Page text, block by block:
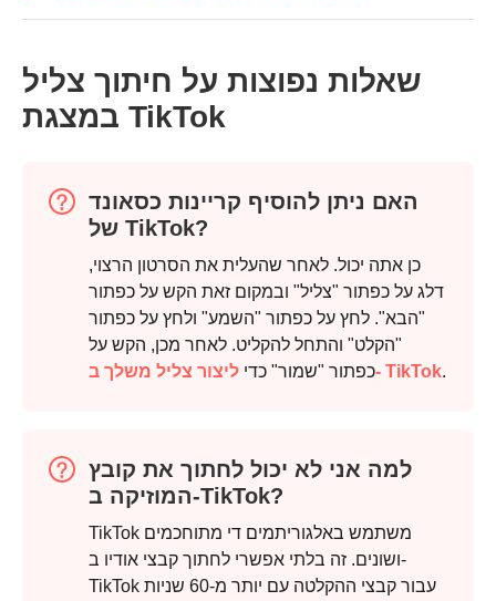
שלב 1.
שאלות נפוצות על חיתוך צליל
במצגת TikTok
האם ניתן להוסיף קריינות כסאונד
של TikTok?
כן אתה יכול. לאחר שהעלית את הסרטון הרצוי,
דלג על כפתור "צליל" ובמקום זאת הקש על כפתור
"הבא". לחץ על כפתור "השמע" ולחץ על כפתור
"הקלט" והתחל להקליט. לאחר מכן, הקש על
כפתור "שמור" כדיליצור צליל משלך ב- TikTok.
למה אני לא יכול לחתוך את קובץ
המוזיקה ב-TikTok?
TikTok משתמש באלגוריתמים די מתוחכמים
ושונים. זה בלתי אפשרי לחתוך קבצי אודיו ב-
TikTok עבור קבצי ההקלטה עם יותר מ-60 שניות